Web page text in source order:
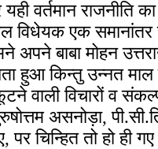
वर्तमान राजनीति
एक समानांतर
अपने बाबा मोहन
हुआ किन्तु उन्नत
विचारों व
असनोड़ा,
पर चिन्हित तो हो